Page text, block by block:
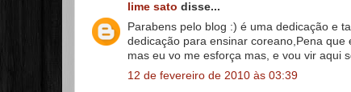
lime sato disse...
Parabens pelo blog :) é uma dedicação e
dedicação para ensinar coreano,Pena que
mas eu vo me esforça mas, e vou vir aqui
12 de fevereiro de 2010 às 03:39